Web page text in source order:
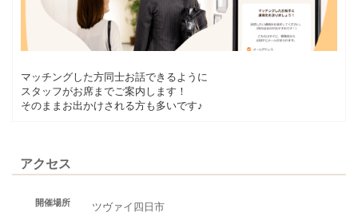
マッチングした方同士お話できるように
スタッフがお席までご案内します！
そのままお出かけされる方も多いです♪
アクセス
開催場所
ツヴァイ四日市